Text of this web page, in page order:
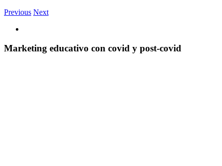
Previous Next
Image
Marketing educativo con covid y post-covid